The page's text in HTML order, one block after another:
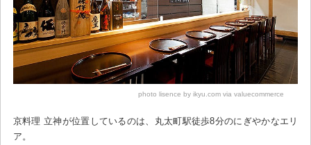
photo lisence by ikyu.com via valuecommerce
京料理 立神が位置しているのは、丸太町駅徒歩8分のにぎやかなエリ
ア。